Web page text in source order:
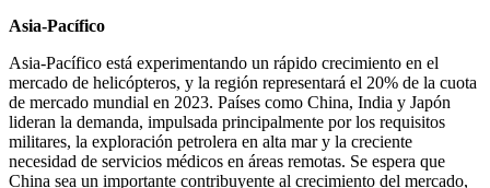
Asia-Pacífico
Asia-Pacífico está experimentando un rápido crecimiento en el
mercado de helicópteros, y la región representará el 20% de la cuota
de mercado mundial en 2023. Países como China, India y Japón
lideran la demanda, impulsada principalmente por los requisitos
militares, la exploración petrolera en alta mar y la creciente
necesidad de servicios médicos en áreas remotas. Se espera que
China sea un importante contribuyente al crecimiento del mercado,